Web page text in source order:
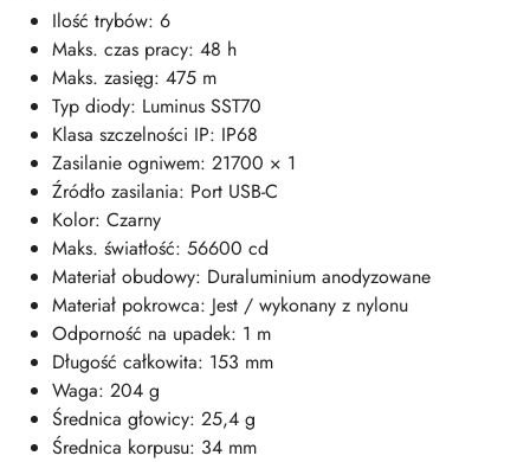
Ilość trybów: 6
Maks. czas pracy: 48 h
Maks. zasięg: 475 m
Typ diody: Luminus SST70
Klasa szczelności IP: IP68
Zasilanie ogniwem: 21700 × 1
Źródło zasilania: Port USB-C
Kolor: Czarny
Maks. światłość: 56600 cd
Materiał obudowy: Duraluminium anodyzowane
Materiał pokrowca: Jest / wykonany z nylonu
Odporność na upadek: 1 m
Długość całkowita: 153 mm
Waga: 204 g
Średnica głowicy: 25,4 g
Średnica korpusu: 34 mm